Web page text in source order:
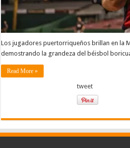
Los jugadores puertorriqueños brillan en la
demostrando la grandeza del béisbol
Read More »
tweet